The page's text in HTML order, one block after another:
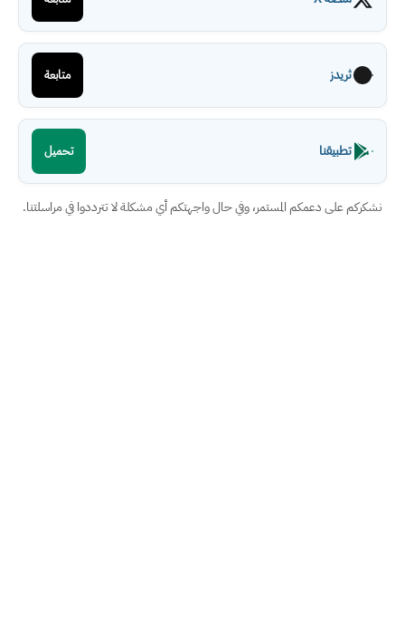
ثريدز متابعة
تطبيقنا تحميل
نشكركم على دعمكم المستمر، وفي حال واجهتكم أي مشكلة لا تترددوا في مراسلتنا.